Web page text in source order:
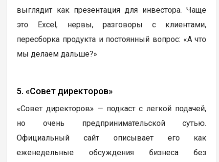
выглядит как презентация для инвестора. Чаще
это Excel, нервы, разговоры с клиентами,
пересборка продукта и постоянный вопрос: «А что
мы делаем дальше?»
5. «Совет директоров»
«Совет директоров» — подкаст с легкой подачей,
но очень предпринимательской сутью.
Официальный сайт описывает его как
еженедельные обсуждения бизнеса без